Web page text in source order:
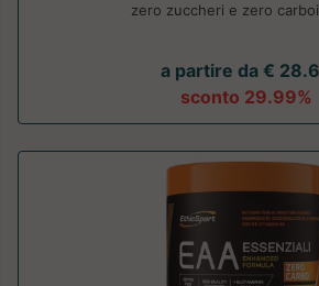
zero zuccheri e zero
a partire da €
sconto 29.99%